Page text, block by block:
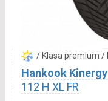
/ Klasa premium /
Hankook
112 H XL FR